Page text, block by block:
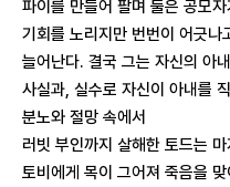
파이를 만들어 팔며 둘은 공모
기회를 노리지만 번번이 어긋
늘어난다. 결국 그는 자신의 아
사실과, 실수로 자신이 아내를
분노와 절망 속에서
러빗 부인까지 살해한 토드는
토비에게 목이 그어져 죽음을 맞